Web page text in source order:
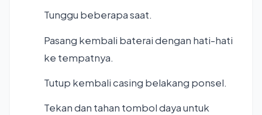
Tunggu beberapa saat.
Pasang kembali baterai dengan hati-hati
ke tempatnya.
Tutup kembali casing belakang ponsel.
Tekan dan tahan tombol daya untuk